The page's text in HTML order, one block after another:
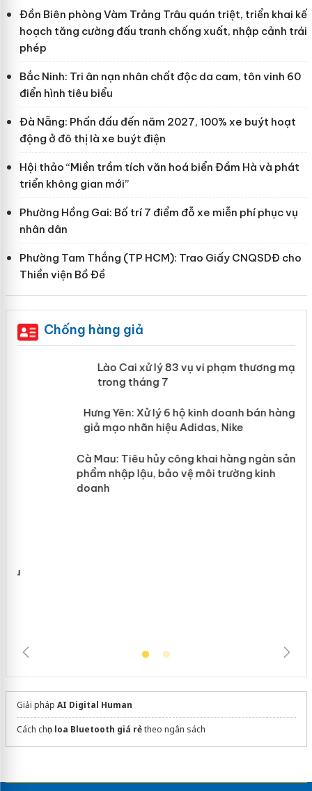
Đồn Biên phòng Vàm Trảng Trâu quán triệt, triển khai kế
hoạch tăng cường đấu tranh chống xuất, nhập cảnh trái
phép
Bắc Ninh: Tri ân nạn nhân chất độc da cam, tôn vinh 60
điển hình tiêu biểu
Đà Nẵng: Phấn đấu đến năm 2027, 100% xe buýt hoạt
động ở đô thị là xe buýt điện
Hội thảo “Miền trầm tích văn hoá biển Đầm Hà và phát
triển không gian mới”
Phường Hồng Gai: Bố trí 7 điểm đỗ xe miễn phí phục vụ
nhân dân
Phường Tam Thắng (TP HCM): Trao Giấy CNQSDĐ cho
Thiền viện Bồ Đề
Chống hàng giả
Lào Cai xử lý 83 vụ vi phạm thương
mại trong tháng 7
Hưng Yên: Xử lý 6 hộ kinh doanh bán
hàng giả mạo nhãn hiệu Adidas, Nike
Giải pháp AI Digital Human
Cách chọn loa Bluetooth giá rẻtheo ngân sách